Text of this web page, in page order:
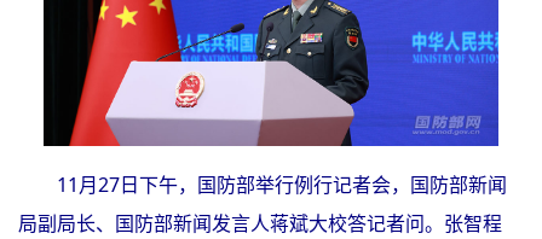
11月27日下午，国防部举行例行记者会，国防部新闻
局副局长、国防部新闻发言人蒋斌大校答记者问。张智程